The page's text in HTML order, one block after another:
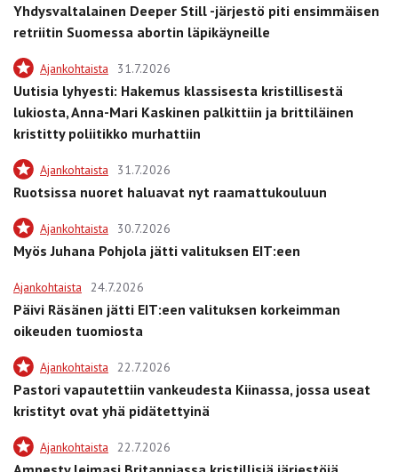
Yhdysvaltalainen Deeper Still -järjestö piti ensimmäisen
retriitin Suomessa abortin läpikäyneille
Ajankohtaista 31.7.2026
Uutisia lyhyesti: Hakemus klassisesta kristillisestä
lukiosta, Anna-Mari Kaskinen palkittiin ja brittiläinen
kristitty poliitikko murhattiin
Ajankohtaista 31.7.2026
Ruotsissa nuoret haluavat nyt raamattukouluun
Ajankohtaista 30.7.2026
Myös Juhana Pohjola jätti valituksen EIT:een
Ajankohtaista 24.7.2026
Päivi Räsänen jätti EIT:een valituksen korkeimman
oikeuden tuomiosta
Ajankohtaista 22.7.2026
Pastori vapautettiin vankeudesta Kiinassa, jossa useat
kristityt ovat yhä pidätettyinä
Ajankohtaista 22.7.2026